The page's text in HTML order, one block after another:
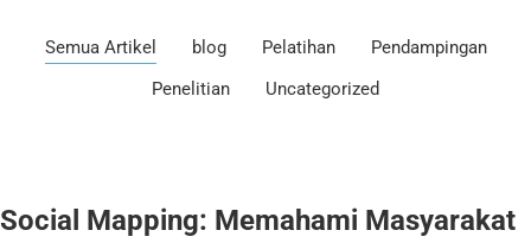
Semua Artikel blog Pelatihan
Pendampingan
Penelitian
Uncategorized
Social Mapping: Memahami Masyarakat